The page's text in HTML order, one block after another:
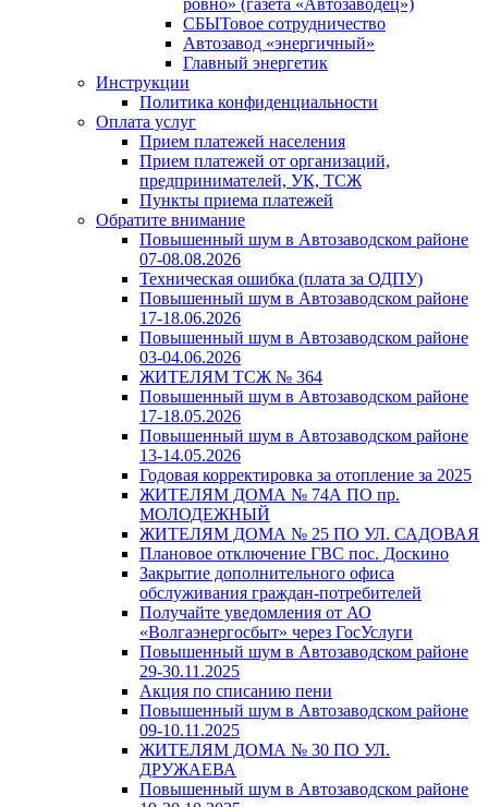
ровно» (газета «Автозаводец»)
СБЫТовое сотрудничество
Автозавод «энергичный»
Главный энергетик
Инструкции
Политика конфиденциальности
Оплата услуг
Прием платежей населения
Прием платежей от организаций,
предпринимателей, УК, ТСЖ
Пункты приема платежей
Обратите внимание
Повышенный шум в Автозаводском районе
07-08.08.2026
Техническая ошибка (плата за ОДПУ)
Повышенный шум в Автозаводском районе
17-18.06.2026
Повышенный шум в Автозаводском районе
03-04.06.2026
ЖИТЕЛЯМ ТСЖ № 364
Повышенный шум в Автозаводском районе
17-18.05.2026
Повышенный шум в Автозаводском районе
13-14.05.2026
Годовая корректировка за отопление за 2025
ЖИТЕЛЯМ ДОМА № 74А ПО пр.
МОЛОДЕЖНЫЙ
ЖИТЕЛЯМ ДОМА № 25 ПО УЛ. САДОВАЯ
Плановое отключение ГВС пос. Доскино
Закрытие дополнительного офиса
обслуживания граждан-потребителей
Получайте уведомления от АО
«Волгаэнергосбыт» через ГосУслуги
Повышенный шум в Автозаводском районе
29-30.11.2025
Акция по списанию пени
Повышенный шум в Автозаводском районе
09-10.11.2025
ЖИТЕЛЯМ ДОМА № 30 ПО УЛ.
ДРУЖАЕВА
Повышенный шум в Автозаводском районе